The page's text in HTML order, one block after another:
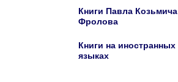
Книги Павла Козьмича
Фролова
Книги на иностранных
языках